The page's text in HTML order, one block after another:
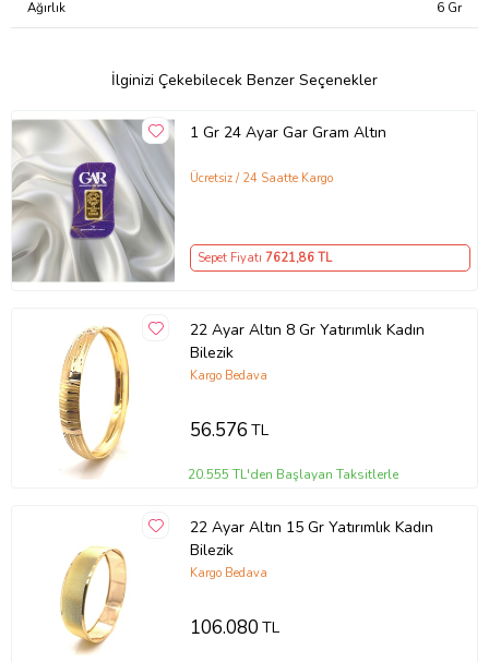
Ağırlık 6 Gr
İlginizi Çekebilecek Benzer Seçenekler
1 Gr 24 Ayar Gar Gram Altın
Ücretsiz / 24 Saatte Kargo
Sepet Fiyatı 7621,86 TL
22 Ayar Altın 8 Gr Yatırımlık Kadın
Bilezik
Kargo Bedava
56.576TL
20.555 TL'den Başlayan Taksitlerle
22 Ayar Altın 15 Gr Yatırımlık Kadın
Bilezik
Kargo Bedava
106.080TL